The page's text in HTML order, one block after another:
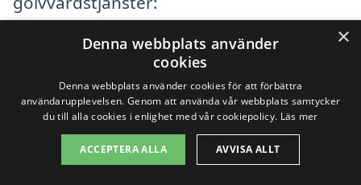
Ekerö
Tappström
Skå
×
Denna webbplats använder
cookies
Denna webbplats använder cookies för att förbättra
användarupplevelsen. Genom att använda vår webbplats samtycker
du till alla cookies i enlighet med vår cookiepolicy. Läs mer
ACCEPTERA ALLA AVVISA ALLT